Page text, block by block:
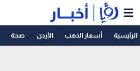
الرئيسية أسعار الذهب الأردن صحة